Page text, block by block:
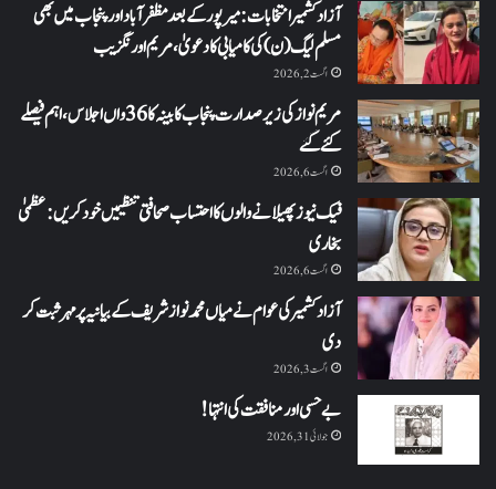
آزاد کشمیر انتخابات: میرپور کے بعد مظفرآباد اور پنجاب میں بھی
مسلم لیگ (ن) کی کامیابی کا دعویٰ، مریم اورنگزیب
اگست 2, 2026
مریم نواز کی زیر صدارت پنجاب کابینہ کا 36واں اجلاس،اہم فیصلے
کئے گئے
اگست 6, 2026
فیک نیوز پھیلانے والوں کا احتساب صحافتی تنظیمیں خود کریں: عظمیٰ
بخاری
اگست 6, 2026
آزاد کشمیر کی عوام نے میاں محمد نواز شریف کے بیانیہ پر مہر ثبت کر
دی
اگست 3, 2026
بے حسی اور منافقت کی انتہا !
جولائی 31, 2026